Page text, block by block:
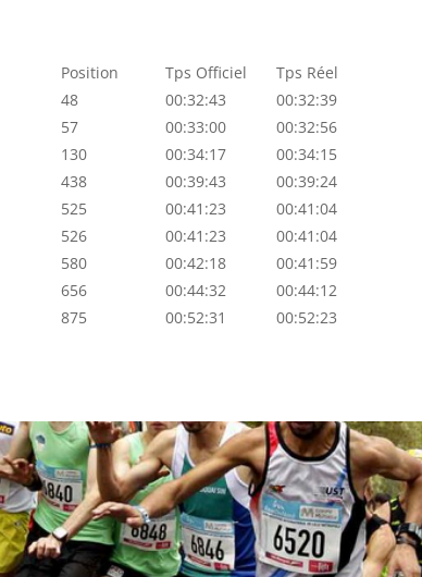
Position Tps Officiel Tps Réel
48 00:32:43 00:32:39
57 00:33:00 00:32:56
130 00:34:17 00:34:15
438 00:39:43 00:39:24
525 00:41:23 00:41:04
526 00:41:23 00:41:04
580 00:42:18 00:41:59
656 00:44:32 00:44:12
875 00:52:31 00:52:23